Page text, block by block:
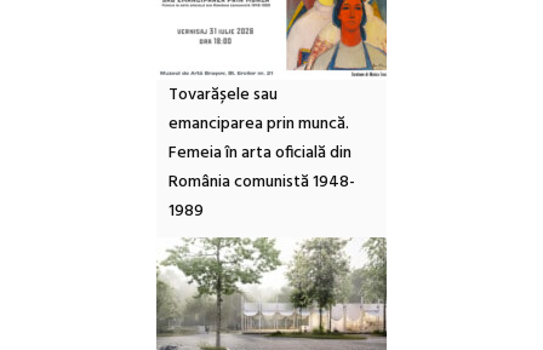
Tovarășele sau
emanciparea prin muncă.
Femeia în arta oficială din
România comunistă 1948-
1989